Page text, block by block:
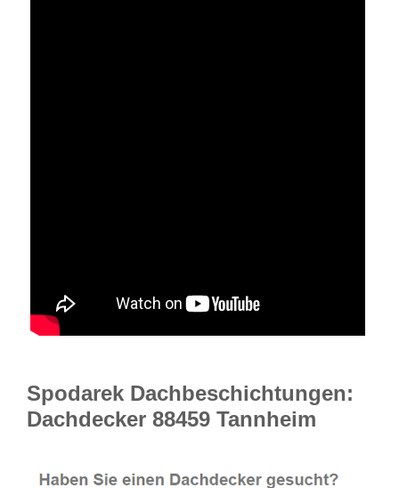
Spodarek Dachbeschichtungen:
Dachdecker 88459 Tannheim